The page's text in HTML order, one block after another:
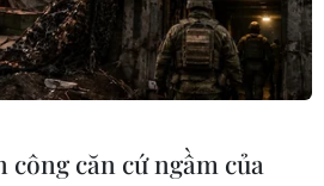
về tăng
khoán
công căn cứ ngầm của